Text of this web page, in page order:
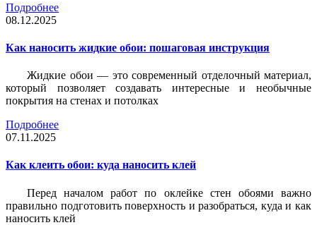
Подробнее
08.12.2025
Как наносить жидкие обои: пошаговая инструкция
Жидкие обои — это современный отделочный материал,
который позволяет создавать интересные и необычные
покрытия на стенах и потолках
Подробнее
07.11.2025
Как клеить обои: куда наносить клей
Перед началом работ по оклейке стен обоями важно
правильно подготовить поверхность и разобраться, куда и как
наносить клей